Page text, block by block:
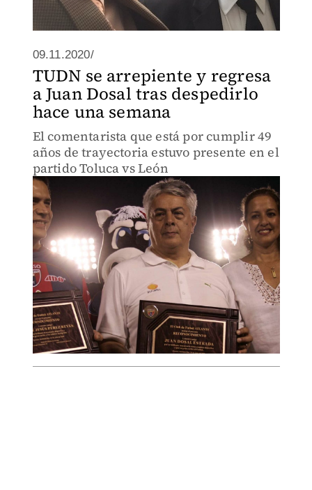
09.11.2020/
TUDN se arrepiente y regresa
a Juan Dosal tras despedirlo
hace una semana
El comentarista que está por cumplir 49
años de trayectoria estuvo presente en el
partido Toluca vs León